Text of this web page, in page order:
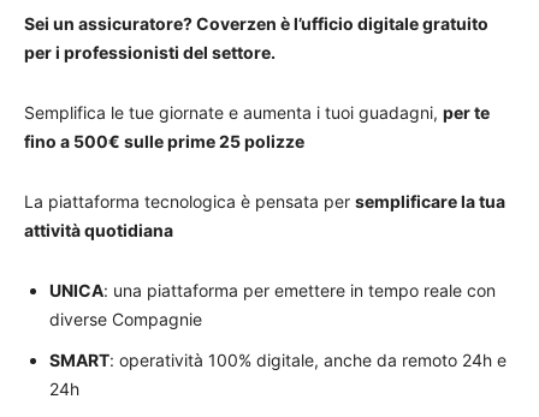
Sei un assicuratore? Coverzen è l’ufficio digitale gratuito
per i professionisti del settore.
Semplifica le tue giornate e aumenta i tuoi guadagni, per te
fino a 500€ sulle prime 25 polizze
La piattaforma tecnologica è pensata per semplificare la tua
attività quotidiana
UNICA: una piattaforma per emettere in tempo reale con
diverse Compagnie
SMART: operatività 100% digitale, anche da remoto 24h e
24h